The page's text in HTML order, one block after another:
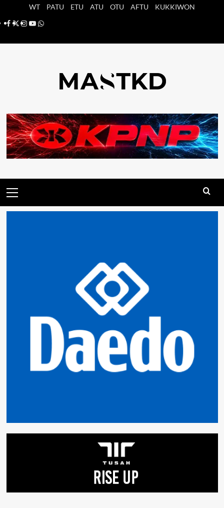
WT PATU ETU ATU OTU AFTU
KUKKIWON
Facebook
X Instagram
YouTube
Whatsapp
principal